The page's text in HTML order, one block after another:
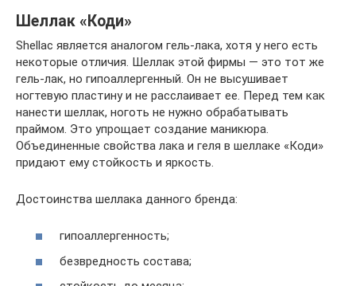
Шеллак «Коди»
Shellac является аналогом гель-лака, хотя у него есть
некоторые отличия. Шеллак этой фирмы — это тот же
гель-лак, но гипоаллергенный. Он не высушивает
ногтевую пластину и не расслаивает ее. Перед тем как
нанести шеллак, ноготь не нужно обрабатывать
праймом. Это упрощает создание маникюра.
Объединенные свойства лака и геля в шеллаке «Коди»
придают ему стойкость и яркость.
Достоинства шеллака данного бренда:
гипоаллергенность;
безвредность состава;